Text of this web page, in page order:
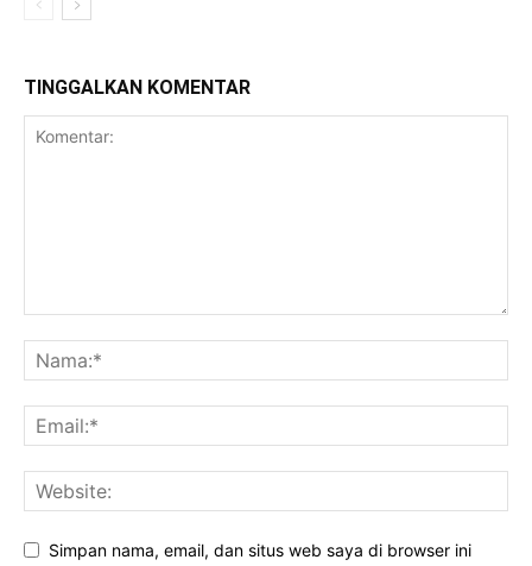
TINGGALKAN KOMENTAR
Simpan nama, email, dan situs web saya di browser ini